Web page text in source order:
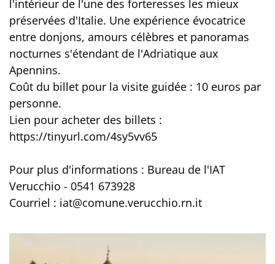
l'intérieur de l'une des forteresses les mieux
préservées d'Italie. Une expérience évocatrice
entre donjons, amours célèbres et panoramas
nocturnes s'étendant de l'Adriatique aux
Apennins.
Coût du billet pour la visite guidée : 10 euros par
personne.
Lien pour acheter des billets :
https://tinyurl.com/4sy5vv65
Pour plus d'informations : Bureau de l'IAT
Verucchio - 0541 673928
Courriel : iat@comune.verucchio.rn.it